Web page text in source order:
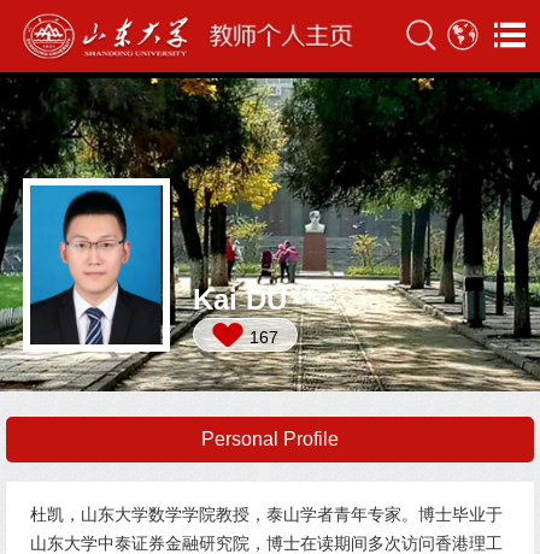
Kai DU
167
Personal Profile
杜凯，山东大学数学学院教授，泰山学者青年专家。博士毕业于
山东大学中泰证券金融研究院，博士在读期间多次访问香港理工